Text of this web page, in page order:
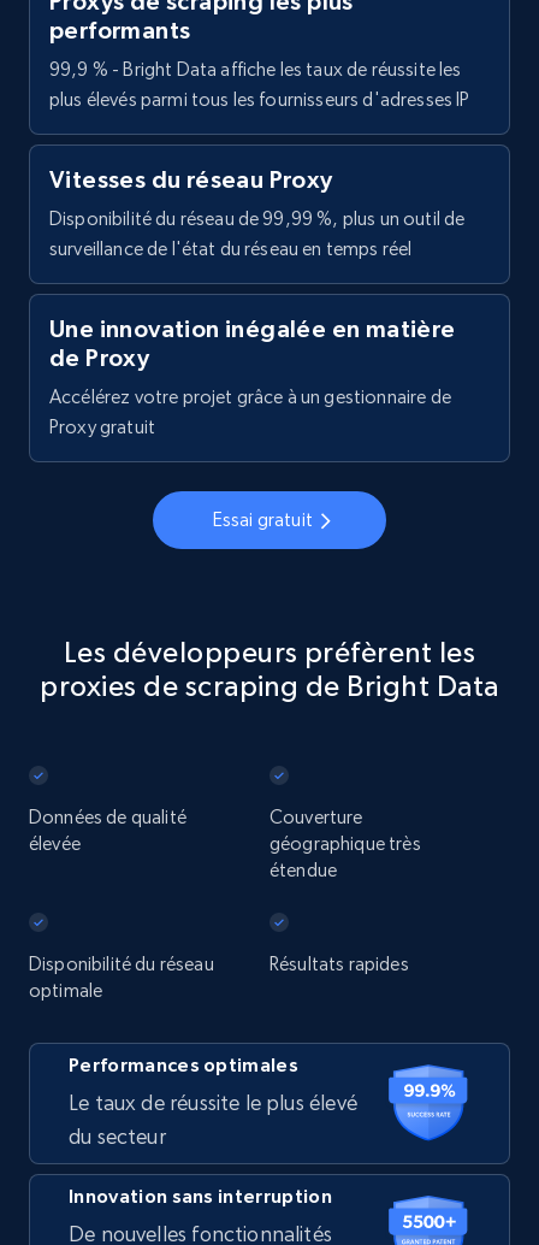
performants
99,9 % - Bright Data affiche les taux de réussite les
plus élevés parmi tous les fournisseurs d'adresses IP
Vitesses du réseau Proxy
Disponibilité du réseau de 99,99 %, plus un outil de
surveillance de l'état du réseau en temps réel
Une innovation inégalée en matière
de Proxy
Accélérez votre projet grâce à un gestionnaire de
Proxy gratuit
Essai gratuit
Les développeurs préfèrent les
proxies de scraping de Bright Data
Données de qualité
élevée
Couverture
géographique très
étendue
Disponibilité du réseau
optimale
Résultats rapides
Performances optimales
Le taux de réussite le plus élevé
du secteur
Innovation sans interruption
De nouvelles fonctionnalités